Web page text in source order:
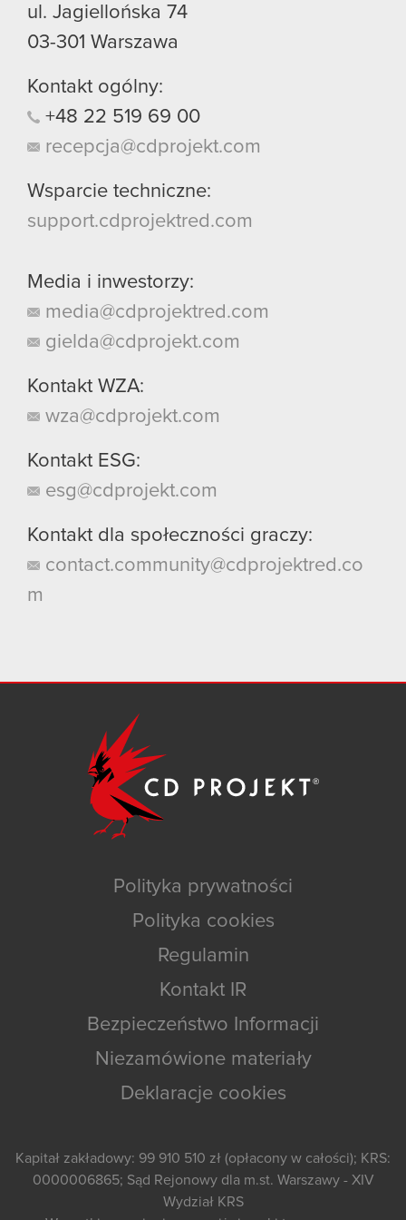
ul. Jagiellońska 74
03-301 Warszawa
Kontakt ogólny:
+48 22 519 69 00
recepcja@cdprojekt.com
Wsparcie techniczne:
support.cdprojektred.com
Media i inwestorzy:
media@cdprojektred.com
gielda@cdprojekt.com
Kontakt WZA:
wza@cdprojekt.com
Kontakt ESG:
esg@cdprojekt.com
Kontakt dla społeczności graczy:
contact.community@cdprojektred.co
m
Polityka prywatności
Polityka cookies
Regulamin
Kontakt IR
Bezpieczeństwo Informacji
Niezamówione materiały
Deklaracje cookies
Kapitał zakładowy: 99 910 510 zł (opłacony w całości); KRS:
0000006865; Sąd Rejonowy dla m.st. Warszawy - XIV
Wydział KRS